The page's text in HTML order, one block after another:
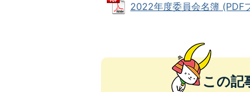
2022年度委員会名簿 (PDF
この記